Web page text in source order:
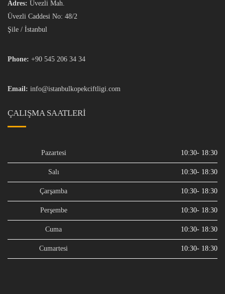
Adres: Üvezli Mah.
Üvezli Caddesi No: 48/2
Şile / İstanbul
Phone: +90 545 206 34 34
Email: info@istanbulkopekciftligi.com
ÇALIŞMA SAATLERI
Pazartesi 10:30- 18:30
Salı 10:30- 18:30
Çarşamba 10:30- 18:30
Perşembe 10:30- 18:30
Cuma 10:30- 18:30
Cumartesi 10:30- 18:30